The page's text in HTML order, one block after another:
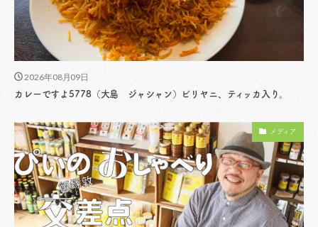
2026年08月09日
カレーですよ5778（大島 ジャシャン）ビリヤニ、ティッカ入り。
メディア